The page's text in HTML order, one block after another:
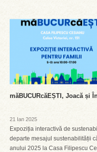
măBUCURcăEȘTI, Joacă și
21 Ian 2025
Expoziția interactivă de
departe mesajul sustenabilității
anului 2025 la Casa Filipescu